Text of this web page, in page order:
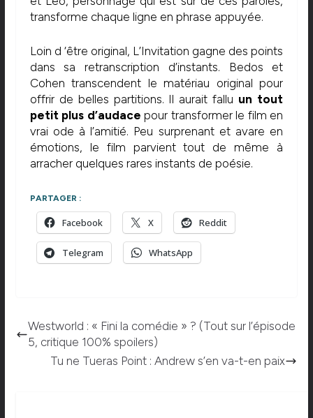
transforme chaque ligne en phrase appuyée.
Loin d ‘être original, L’Invitation gagne des points
dans sa retranscription d’instants. Bedos et
Cohen transcendent le matériau original pour
offrir de belles partitions. Il aurait fallu un tout
petit plus d’audace pour transformer le film en
vrai ode à l’amitié. Peu surprenant et avare en
émotions, le film parvient tout de même à
arracher quelques rares instants de poésie.
PARTAGER :
Facebook X Reddit
Telegram WhatsApp
Westworld : « Fini la comédie » ? (Tout sur l’épisode
5, critique 100% spoilers)
Tu ne Tueras Point : Andrew s’en va-t-en paix